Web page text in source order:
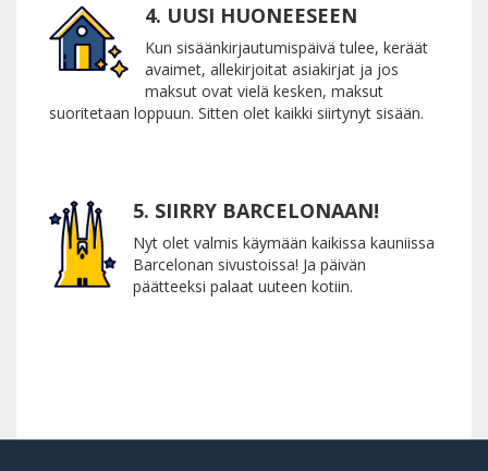
4. UUSI HUONEESEEN
Kun sisäänkirjautumispäivä tulee, keräät
avaimet, allekirjoitat asiakirjat ja jos
maksut ovat vielä kesken, maksut
suoritetaan loppuun. Sitten olet kaikki siirtynyt sisään.
5. SIIRRY BARCELONAAN!
Nyt olet valmis käymään kaikissa kauniissa
Barcelonan sivustoissa! Ja päivän
päätteeksi palaat uuteen kotiin.